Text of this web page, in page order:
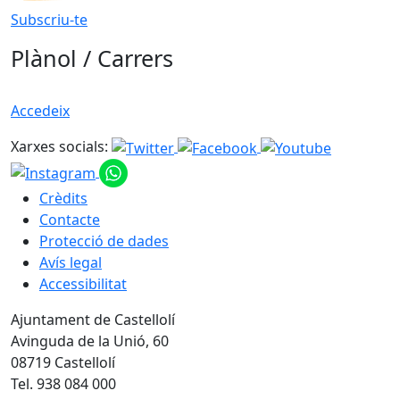
Subscriu-te
Plànol / Carrers
Accedeix
Xarxes socials:
Crèdits
Contacte
Protecció de dades
Avís legal
Accessibilitat
Ajuntament de Castellolí
Avinguda de la Unió, 60
08719 Castellolí
Tel. 938 084 000